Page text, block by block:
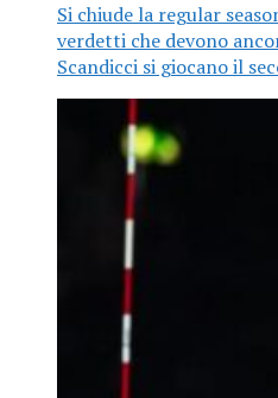
Si chiude la regular
verdetti che devono
Scandicci si giocano il